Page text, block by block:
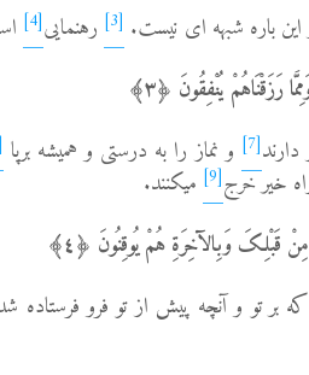
باره شبهه ای نیست. [3] رهنمایی[4]
رَزَقْنَاهُمْ یُنْفِقُونَ ﴿٣﴾
[7] و نماز را به درستی و همیشه برپا
خیر خرج[9]
می­کنند.
قَبْلِکَ وَبِالآخِرَةِ هُمْ یُوقِنُونَ ﴿٤﴾
که بر تو و آن­چه پیش از تو فرو فرستاده